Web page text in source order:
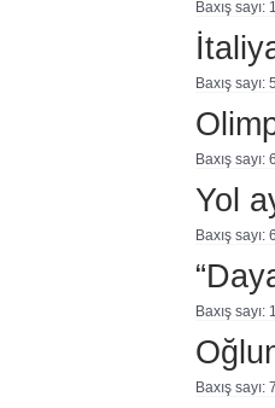
Baxış sayı:
Baxış sayı:
Baxış sayı:
Yol
Baxış sayı:
Baxış sayı:
Baxış sayı: